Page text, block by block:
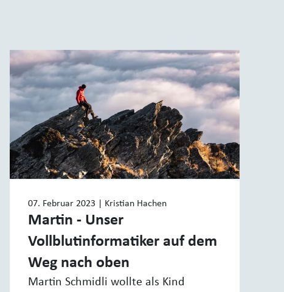
07. Februar 2023 | Kristian Hachen
Martin - Unser
Vollblutinformatiker auf dem
Weg nach oben
Martin Schmidli wollte als Kind